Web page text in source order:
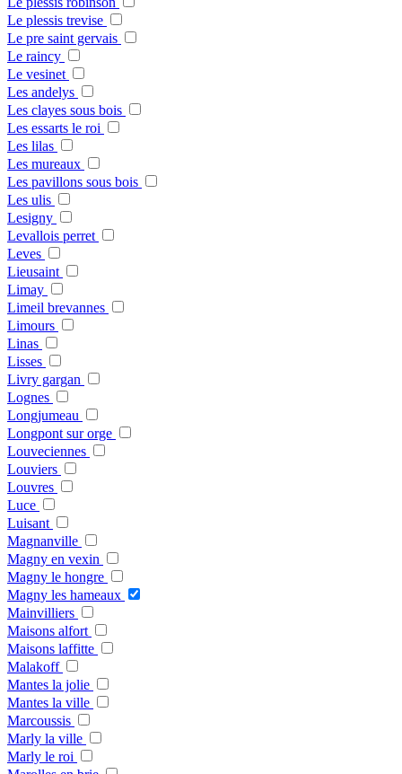
Le plessis trevise
Le pre saint gervais
Le raincy
Le vesinet
Les andelys
Les clayes sous bois
Les essarts le roi
Les lilas
Les mureaux
Les pavillons sous bois
Les ulis
Lesigny
Levallois perret
Leves
Lieusaint
Limay
Limeil brevannes
Limours
Linas
Lisses
Livry gargan
Lognes
Longjumeau
Longpont sur orge
Louveciennes
Louviers
Louvres
Luce
Luisant
Magnanville
Magny en vexin
Magny le hongre
Magny les hameaux
Mainvilliers
Maisons alfort
Maisons laffitte
Malakoff
Mantes la jolie
Mantes la ville
Marcoussis
Marly la ville
Marly le roi